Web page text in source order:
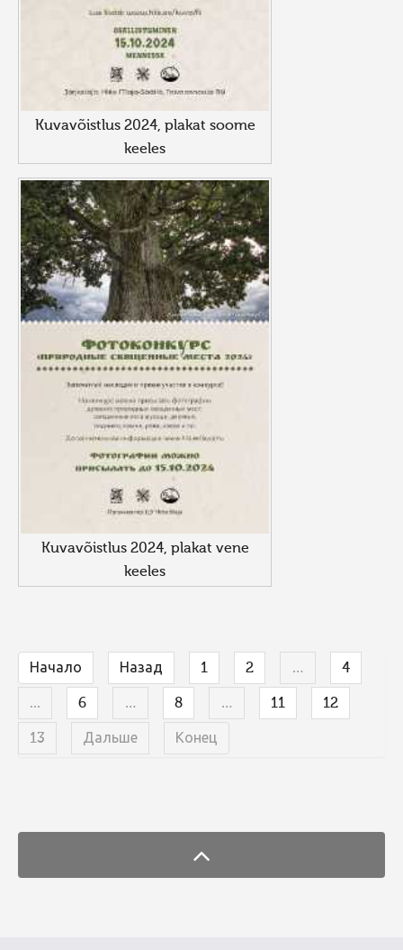
Kuvavõistlus 2024, plakat soome
keeles
Kuvavõistlus 2024, plakat vene
keeles
Начало Назад 1 2 … 4
... 6 … 8 … 11 12
13 Дальше Конец